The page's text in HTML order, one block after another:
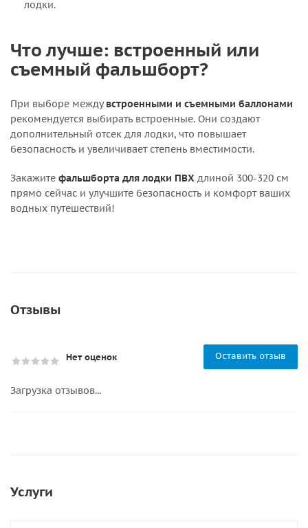
лодки.
Что лучше: встроенный или
съемный фальшборт?
При выборе междувстроенными и съемными баллонами
рекомендуется выбирать встроенные. Они создают
дополнительный отсек для лодки, что повышает
безопасность и увеличивает степень вместимости.
Закажите фальшборта для лодки ПВХ длиной 300-320 см
прямо сейчас и улучшите безопасность и комфорт ваших
водных путешествий!
Отзывы
Нет оценок Оставить отзыв
Загрузка отзывов...
Услуги